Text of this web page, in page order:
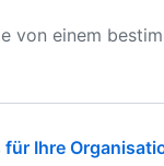
von einem
Ihre